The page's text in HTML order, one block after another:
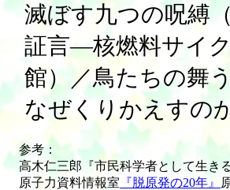
滅ぼす九つの呪縛
証言―核燃料サイ
館）／鳥たちの舞
なぜくりかえすの
参考：
高木仁三郎『市民科学者として生き
原子力資料情報室 『脱原発の20年』